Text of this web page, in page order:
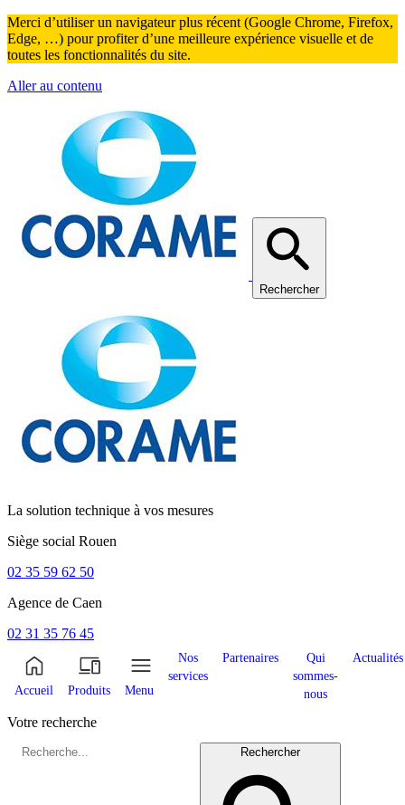
Merci d’utiliser un navigateur plus récent (Google Chrome, Firefox,
Edge, …) pour profiter d’une meilleure expérience visuelle et de
toutes les fonctionnalités du site.
Aller au contenu
Rechercher
La solution technique à vos mesures
Siège social Rouen
02 35 59 62 50
Agence de Caen
02 31 35 76 45
Accueil Produits Menu
Nos
services
Partenaires
Qui
sommes-
nous
Actualités
Votre recherche
Rechercher